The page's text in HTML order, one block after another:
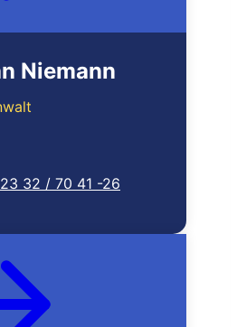
Niemann
32 / 70 41 -26